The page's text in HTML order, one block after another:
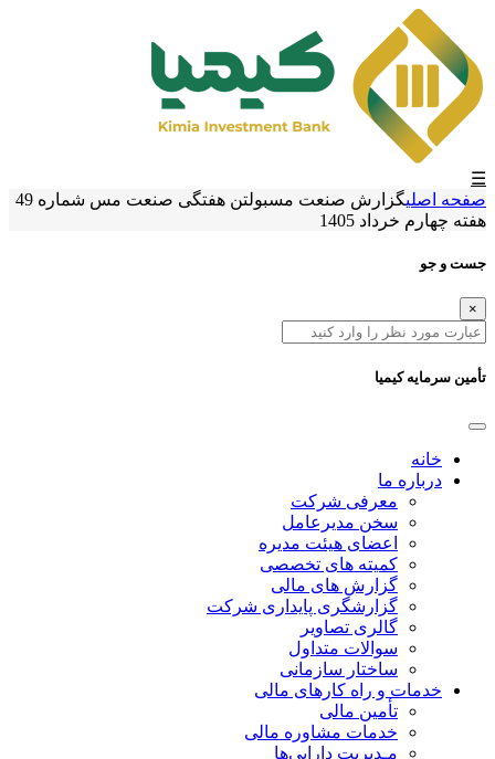
☰
صفحه اصلیگزارش صنعت مس
بولتن هفتگی صنعت مس شماره 49
هفته چهارم خرداد 1405
جست و جو
×
تأمین سرمایه کیمیا
خانه
درباره ما
معرفی شرکت
سخن مدیرعامل
اعضای هیئت مدیره
کمیته های تخصصی
گزارش های مالی
گزارشگری پایداری شرکت
گالری تصاویر
سوالات متداول
ساختار سازمانی
خدمات و راه کارهای مالی
تأمین مالی
خدمات مشاوره مالی
مـدیریت دارایی‌ها